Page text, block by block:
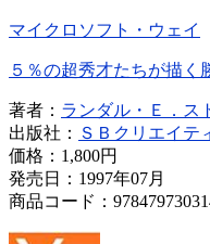
マイクロソフト・ウェイ
５％の超秀才たちが描く
著者： ランダル・Ｅ．ス
出版社：
ＳＢクリエイテ
価格： 1,800円
発売日：1997年07月
商品コード：